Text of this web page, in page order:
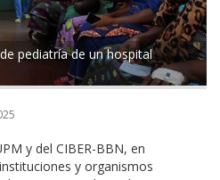
pediatría de un hospital
y del CIBER-BBN, en
y organismos